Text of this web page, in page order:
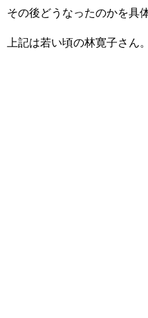
その後どうなったのかを具
上記は若い頃の林寛子さん。